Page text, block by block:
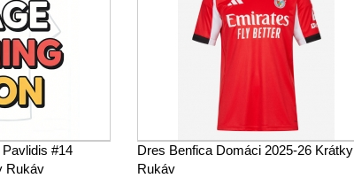
#14
Rukáv
Dres Benfica Domáci 2025-26 Krátky
Rukáv